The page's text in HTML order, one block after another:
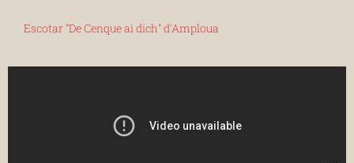
Escotar "De Cenque ai dich" d'Amploua